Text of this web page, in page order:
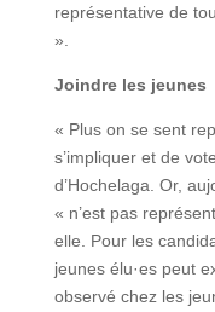
représentative de
».
Joindre les jeunes
« Plus on se sent
s’impliquer et de
d’Hochelaga. Or,
« n’est pas
elle. Pour les
jeunes élu·es peut
observé chez les